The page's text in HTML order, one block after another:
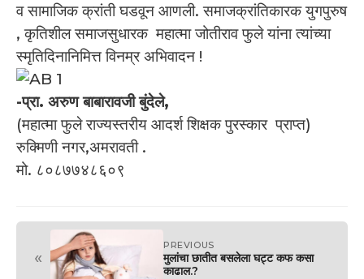
व सामाजिक क्रांती घडवून आणली. समाजक्रांतिकारक युगपुरुष
, कृतिशील समाजसुधारक महात्मा जोतीराव फुले यांना त्यांच्या
स्मृतिदिनानिमित्त विनम्र अभिवादन !
-प्रा. अरुण बाबारावजी बुंदेले,
(महात्मा फुले राज्यस्तरीय आदर्श शिक्षक पुरस्कार प्राप्त)
रुक्मिणी नगर,अमरावती .
मो. ८०८७७४८६०९
«
PREVIOUS
मुलांचा छातीत बसलेला घट्ट कफ कसा
काढाल.?